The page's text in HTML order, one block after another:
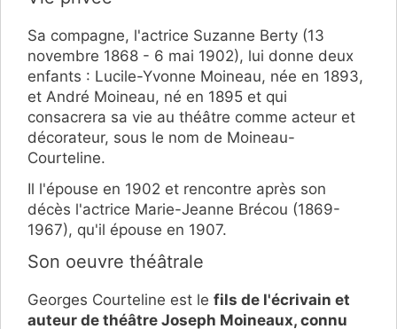
Sa compagne, l'actrice Suzanne Berty (13
novembre 1868 - 6 mai 1902), lui donne deux
enfants : Lucile-Yvonne Moineau, née en 1893,
et André Moineau, né en 1895 et qui
consacrera sa vie au théâtre comme acteur et
décorateur, sous le nom de Moineau-
Courteline.
Il l'épouse en 1902 et rencontre après son
décès l'actrice Marie-Jeanne Brécou (1869-
1967), qu'il épouse en 1907.
Son oeuvre théâtrale
Georges Courteline est le fils de l'écrivain et
auteur de théâtre Joseph Moineaux, connu